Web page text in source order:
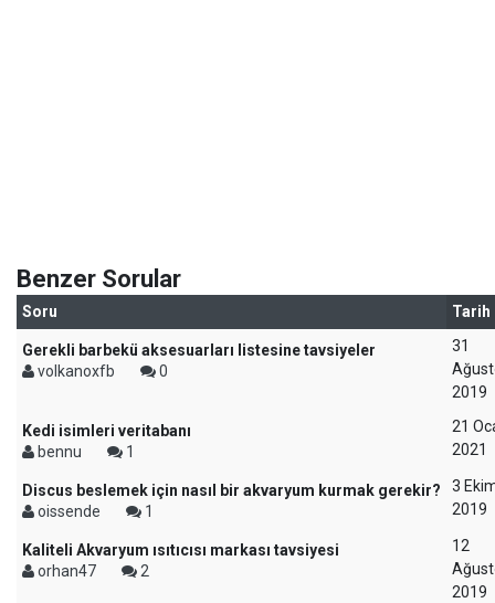
Benzer Sorular
Soru Tarih
Gerekli barbekü aksesuarları listesine tavsiyeler
volkanoxfb
0
31
2019
Kedi isimleri veritabanı
bennu
1
21
2021
Discus beslemek için nasıl bir akvaryum kurmak gerekir?
oissende
1
3
2019
Kaliteli Akvaryum ısıtıcısı markası tavsiyesi
orhan47
2
12
2019